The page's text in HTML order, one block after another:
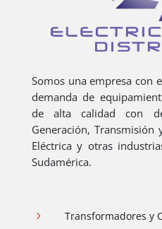
Somos una empresa con
demanda de
de alta calidad con
Generación,
Eléctrica y otras
Sudamérica.
5 Transformadores y